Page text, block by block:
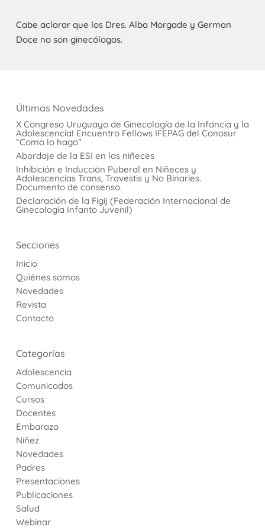
Cabe aclarar que los Dres. Alba Morgade y German
Doce no son ginecólogos.
Últimas Novedades
X Congreso Uruguayo de Ginecología de la Infancia y la
AdolescenciaI Encuentro Fellows IFEPAG del Conosur
“Como lo hago”
Abordaje de la ESI en las niñeces
Inhibición e Inducción Puberal en Niñeces y
Adolescencias Trans, Travestis y No Binaries.
Documento de consenso.
Declaración de la Figij (Federación Internacional de
Ginecología Infanto Juvenil)
Secciones
Inicio
Quiénes somos
Novedades
Revista
Contacto
Categorías
Adolescencia
Comunicados
Cursos
Docentes
Embarazo
Niñez
Novedades
Padres
Presentaciones
Publicaciones
Salud
Webinar